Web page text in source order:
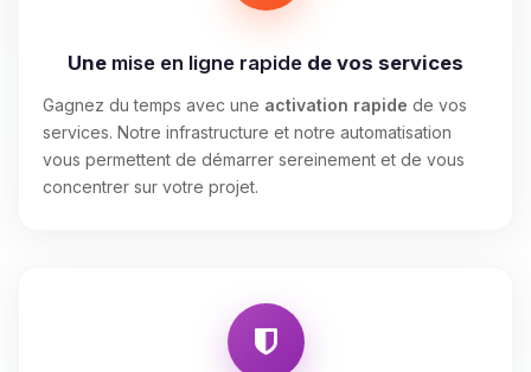
Une mise en ligne rapide de vos services
Gagnez du temps avec une activation rapide de vos
services. Notre infrastructure et notre automatisation
vous permettent de démarrer sereinement et de vous
concentrer sur votre projet.